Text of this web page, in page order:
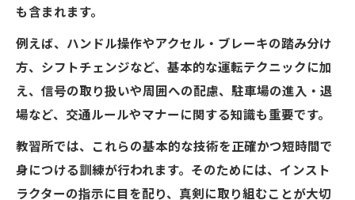
も含まれます。
例えば、ハンドル操作やアクセル・ブレーキの踏み分け
方、シフトチェンジなど、基本的な運転テクニックに加
え、信号の取り扱いや周囲への配慮、駐車場の進入・退
場など、交通ルールやマナーに関する知識も重要です。
教習所では、これらの基本的な技術を正確かつ短時間で
身につける訓練が行われます。そのためには、インスト
ラクターの指示に目を配り、真剣に取り組むことが大切